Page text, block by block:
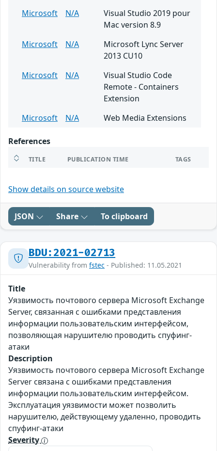
Microsoft
N/A
Visual Studio 2019 pour
Mac version 8.9
Microsoft
N/A
Microsoft Lync Server
2013 CU10
Microsoft
N/A
Visual Studio Code
Remote - Containers
Extension
Microsoft
N/A Web Media Extensions
References
TITLE PUBLICATION TIME TAGS
Show details on source website
JSON Share To clipboard
BDU:2021-02713
Vulnerability from fstec - Published: 11.05.2021
Title
Уязвимость почтового сервера Microsoft Exchange
Server, связанная с ошибками представления
информации пользовательским интерфейсом,
позволяющая нарушителю проводить спуфинг-
атаки
Description
Уязвимость почтового сервера Microsoft Exchange
Server связана с ошибками представления
информации пользовательским интерфейсом.
Эксплуатация уязвимости может позволить
нарушителю, действующему удаленно, проводить
спуфинг-атаки
Severity